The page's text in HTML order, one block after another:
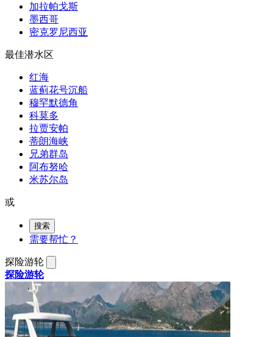
加拉帕戈斯
墨西哥
密克罗尼西亚
最佳潜水区
红海
蓝蓟花号沉船
穆罕默德角
科莫多
拉贾安帕
蒂朗海峡
兄弟群岛
阿布努哈
米苏尔岛
或
搜索
需要帮忙？
探险游轮
探险游轮